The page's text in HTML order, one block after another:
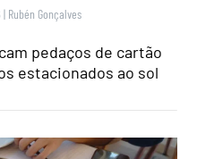
| Rubén Gonçalves
pedaços de cartão
estacionados ao sol